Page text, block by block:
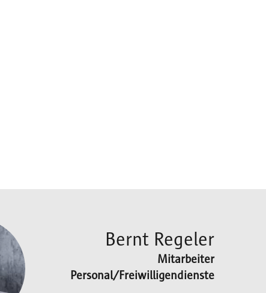
Bernt Regeler
Mitarbeiter
Personal/Freiwilligendienste